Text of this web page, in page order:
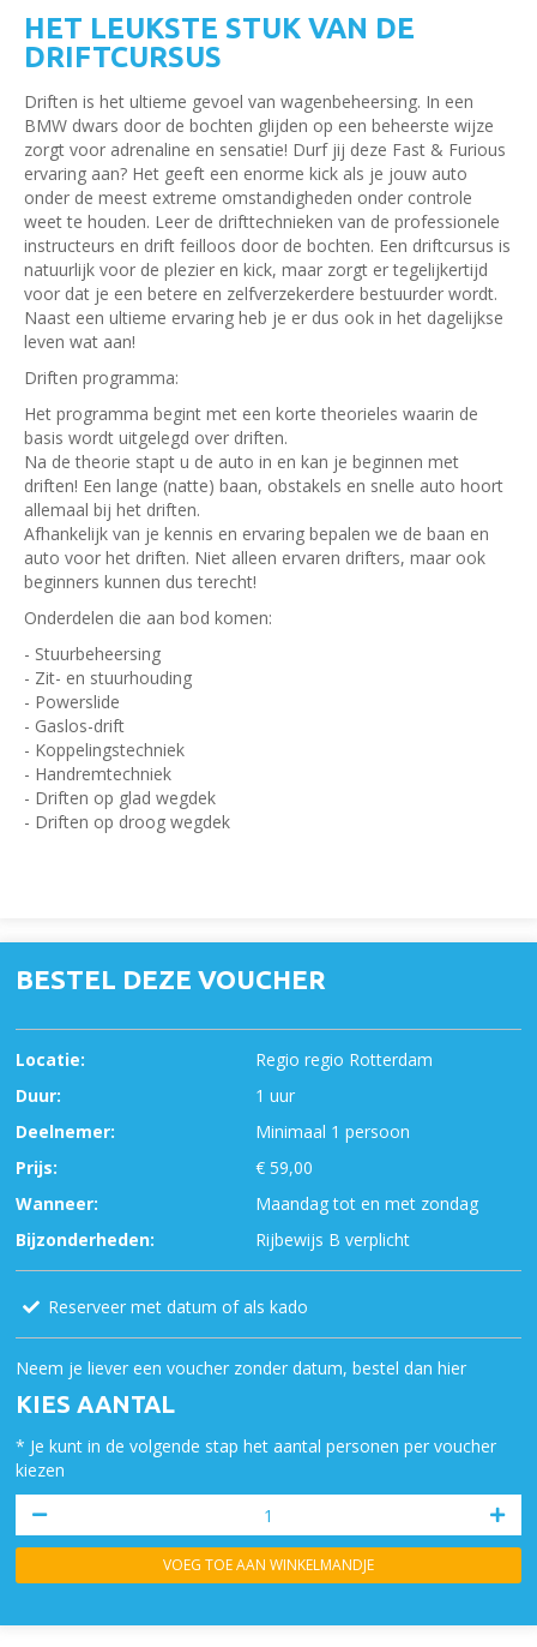
HET LEUKSTE STUK VAN DE
DRIFTCURSUS
Driften is het ultieme gevoel van wagenbeheersing. In een
BMW dwars door de bochten glijden op een beheerste wijze
zorgt voor adrenaline en sensatie! Durf jij deze Fast & Furious
ervaring aan? Het geeft een enorme kick als je jouw auto
onder de meest extreme omstandigheden onder controle
weet te houden. Leer de drifttechnieken van de professionele
instructeurs en drift feilloos door de bochten. Een driftcursus is
natuurlijk voor de plezier en kick, maar zorgt er tegelijkertijd
voor dat je een betere en zelfverzekerdere bestuurder wordt.
Naast een ultieme ervaring heb je er dus ook in het dagelijkse
leven wat aan!
Driften programma:
Het programma begint met een korte theorieles waarin de
basis wordt uitgelegd over driften.
Na de theorie stapt u de auto in en kan je beginnen met
driften! Een lange (natte) baan, obstakels en snelle auto hoort
allemaal bij het driften.
Afhankelijk van je kennis en ervaring bepalen we de baan en
auto voor het driften. Niet alleen ervaren drifters, maar ook
beginners kunnen dus terecht!
Onderdelen die aan bod komen:
- Stuurbeheersing
- Zit- en stuurhouding
- Powerslide
- Gaslos-drift
- Koppelingstechniek
- Handremtechniek
- Driften op glad wegdek
- Driften op droog wegdek
BESTEL DEZE VOUCHER
Locatie:
Regio regio Rotterdam
Duur:
1 uur
Deelnemer:
Minimaal 1 persoon
Prijs:
€ 59,00
Wanneer:
Maandag tot en met zondag
Bijzonderheden:
Rijbewijs B verplicht
Reserveer met datum of als kado
Neem je liever een voucher zonder datum, bestel dan hier
KIES AANTAL
* Je kunt in de volgende stap het aantal personen per voucher
kiezen
VOEG TOE AAN WINKELMANDJE